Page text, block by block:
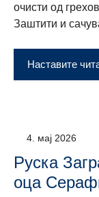
очисти од
Заштити и
Наставите
4. мај 2026
Руска
оца